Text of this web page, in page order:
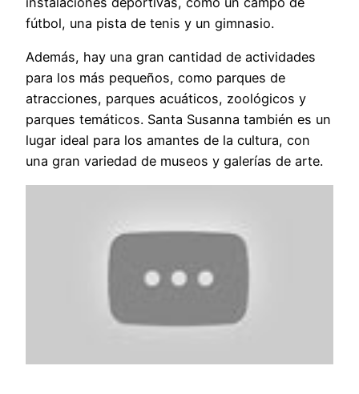
fútbol, una pista de tenis y un gimnasio.
Además, hay una gran cantidad de actividades
para los más pequeños, como parques de
atracciones, parques acuáticos, zoológicos y
parques temáticos. Santa Susanna también es un
lugar ideal para los amantes de la cultura, con
una gran variedad de museos y galerías de arte.